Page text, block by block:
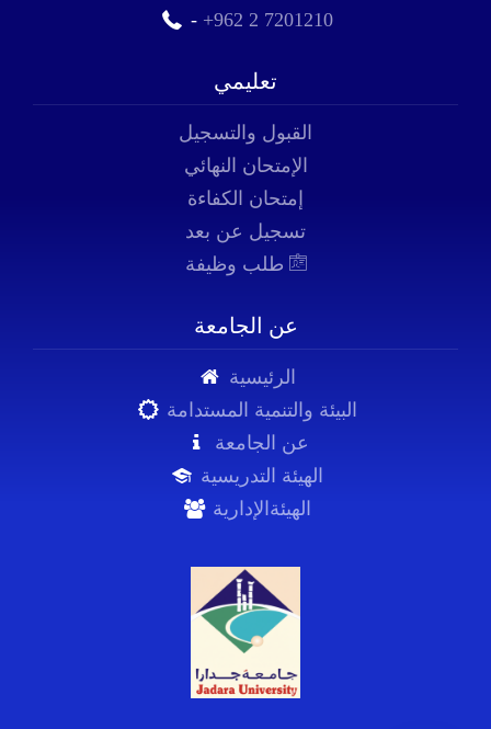
- +962 2 7201210
تعليمي
القبول والتسجيل
الإمتحان النهائي
إمتحان الكفاءة
تسجيل عن بعد
عن الجامعة
الرئيسية
البيئة والتنمية المستدامة
عن الجامعة
الهيئة التدريسية
الهيئةالإدارية